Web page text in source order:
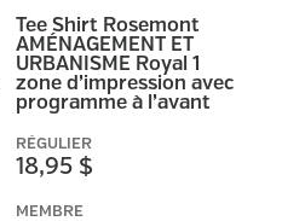
Tee Shirt Rosemont
AMÉNAGEMENT ET
URBANISME Royal 1
zone d’impression avec
programme à l’avant
RÉGULIER
18,95 $
MEMBRE